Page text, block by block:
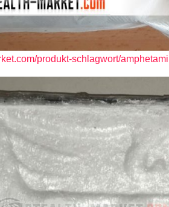
produkt-schlagwort/